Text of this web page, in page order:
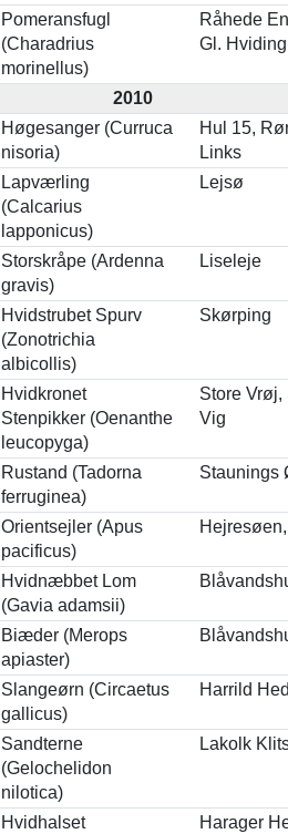
Pomeransfugl
(Charadrius
morinellus)
Råhede
Gl.
2010
Høgesanger (Curruca
nisoria)
Hul 15,
Links
Lapværling
(Calcarius
lapponicus)
Lejsø
Storskråpe (Ardenna
gravis)
Liseleje
Hvidstrubet Spurv
(Zonotrichia
albicollis)
Skørping
Hvidkronet
Stenpikker (Oenanthe
leucopyga)
Store
Vig
Rustand (Tadorna
ferruginea)
Staunings
Orientsejler (Apus
pacificus)
Hvidnæbbet Lom
(Gavia adamsii)
Biæder (Merops
apiaster)
Slangeørn (Circaetus
gallicus)
Harrild
Sandterne
(Gelochelidon
nilotica)
Lakolk
Hvidhalset
Harager